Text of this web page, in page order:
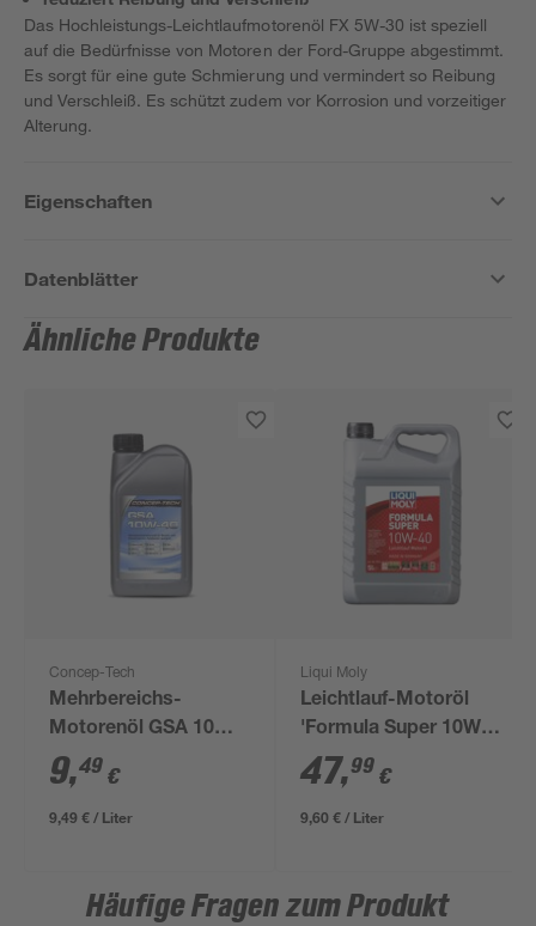
Das Hochleistungs-Leichtlaufmotorenöl FX 5W-30 ist speziell
auf die Bedürfnisse von Motoren der Ford-Gruppe abgestimmt.
Es sorgt für eine gute Schmierung und vermindert so Reibung
und Verschleiß. Es schützt zudem vor Korrosion und vorzeitiger
Alterung.
Eigenschaften
Datenblätter
Ähnliche Produkte
Concep-Tech
Mehrbereichs-
Motorenöl GSA 10W-
40, 1 l
9,49 €
9,49 € / Liter
Liqui Moly
Leichtlauf-Motoröl
'Formula Super 10W-
40' 5 l
47,99 €
9,60 € / Liter
Häufige Fragen zum Produkt